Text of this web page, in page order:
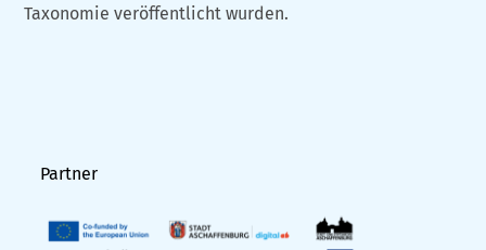
Taxonomie veröffentlicht wurden.
Partner